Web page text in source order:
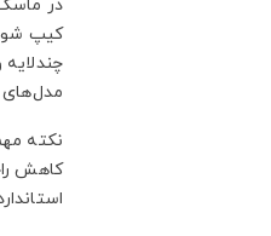
مدل‌های
نکته
کاهش